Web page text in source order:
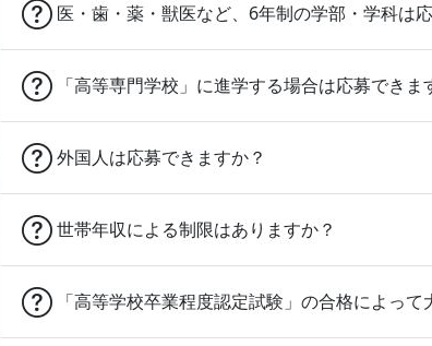
医・歯・薬・獣医など、6年制の学部・学科は
「高等専門学校」に進学する場合は応募でき
外国人は応募できますか？
世帯年収による制限はありますか？
「高等学校卒業程度認定試験」の合格によっ